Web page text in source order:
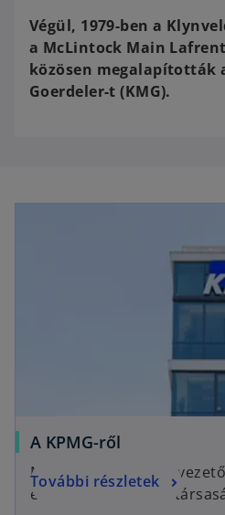
Végül, 1979-ben a
a McLintock Main
közösen megalapították
Goerdeler-t (KMG).
A KPMG-ről
Magyarország egyik
és üzleti tanácsadó
További részletek